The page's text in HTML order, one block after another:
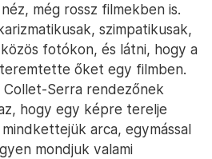
még rossz filmekben is.
szimpatikusak,
fotókon, és látni, hogy a
őket egy filmben.
Serra rendezőnek
hogy egy képre terelje
arca, egymással
mondjuk valami